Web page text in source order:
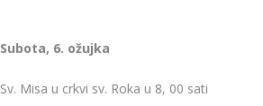
Subota, 6. ožujka
Sv. Misa u crkvi sv. Roka u 8, 00 sati